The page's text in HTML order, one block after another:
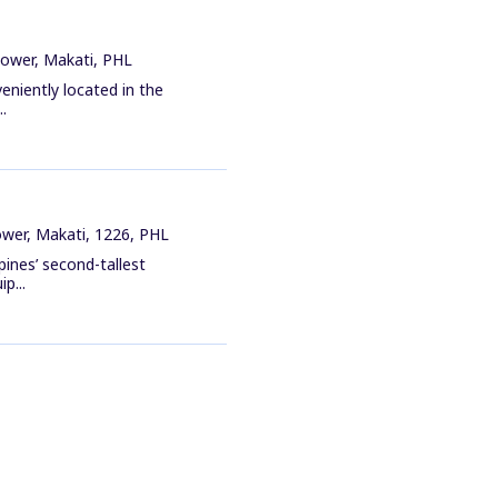
Makati, PHL
located in the
Makati, 1226, PHL
second-tallest